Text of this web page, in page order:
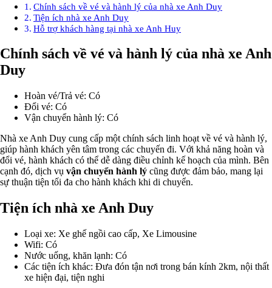
Chính sách về vé và hành lý của nhà xe Anh Duy
Tiện ích nhà xe Anh Duy
Hỗ trợ khách hàng tại nhà xe Anh Huy
Chính sách về vé và hành lý của nhà xe Anh
Duy
Hoàn vé/Trả vé: Có
Đổi vé: Có
Vận chuyển hành lý: Có
Nhà xe Anh Duy cung cấp một chính sách linh hoạt về vé và hành lý,
giúp hành khách yên tâm trong các chuyến đi. Với khả năng hoàn và
đổi vé, hành khách có thể dễ dàng điều chỉnh kế hoạch của mình. Bên
cạnh đó, dịch vụ vận chuyển hành lý cũng được đảm bảo, mang lại
sự thuận tiện tối đa cho hành khách khi di chuyển.
Tiện ích nhà xe Anh Duy
Loại xe: Xe ghế ngồi cao cấp, Xe Limousine
Wifi: Có
Nước uống, khăn lạnh: Có
Các tiện ích khác: Đưa đón tận nơi trong bán kính 2km, nội thất
xe hiện đại, tiện nghi